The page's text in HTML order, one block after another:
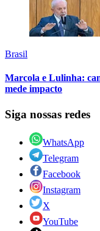
Brasil
Marcola e Lulinha:
mede impacto
Siga nossas redes
WhatsApp
Telegram
Facebook
Instagram
X
YouTube